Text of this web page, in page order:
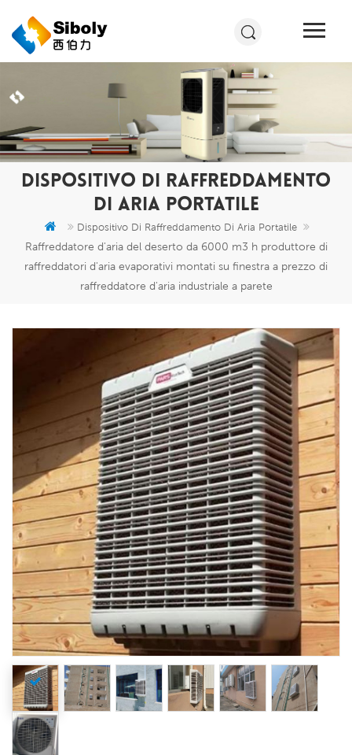
DISPOSITIVO DI RAFFREDDAMENTO
DI ARIA PORTATILE
Dispositivo Di Raffreddamento Di Aria Portatile
Raffreddatore d'aria del deserto da 6000 m3 h produttore di
raffreddatori d'aria evaporativi montati su finestra a prezzo di
raffreddatore d'aria industriale a parete